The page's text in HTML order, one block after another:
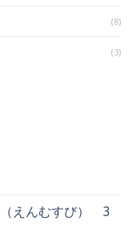
(8)
(3)
えんむすび） 3